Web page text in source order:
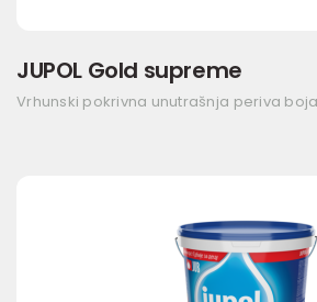
JUPOL Gold supreme
Vrhunski pokrivna unutrašnja periva boja